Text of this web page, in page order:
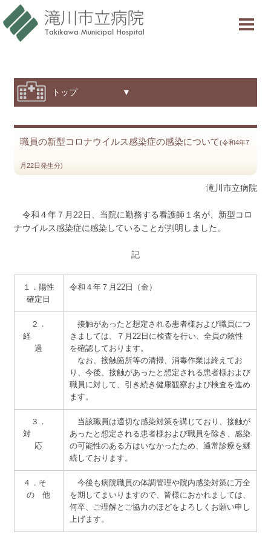
当院について
診療科・部門紹介
採用情報
交通アクセス
トップ ▼
職員の新型コロナウイルス感染症の感染について(令和4年7
月22日発生分)
滝川市立病院
令和４年７月22日、当院に勤務する看護師１名が、新型コロ
ナウイルス感染症に感染していることが判明しました。
記
１．陽性
確定日
令和４年７月22日（金）
２．
経
過
接触があったと想定される患者様および職員につ
きましては、７月22日に検査を行い、全員の陰性
を確認しております。
なお、接触箇所等の清掃、消毒作業は終えてお
り、今後、接触があったと想定される患者様および
職員に対して、引き続き健康観察および検査を進め
ます。
３．
対
応
当該職員は適切な感染対策を講じており、接触が
あったと想定される患者様および職員を除き、感染
の可能性のある方はいなかったため、通常診療を継
続しております。
４．そ
の 他
今後も病院職員の体調管理や院内感染対策に万全
を期してまいりますので、皆様におかれましては、
何卒、ご理解とご協力のほどをよろしくお願い申し
上げます。